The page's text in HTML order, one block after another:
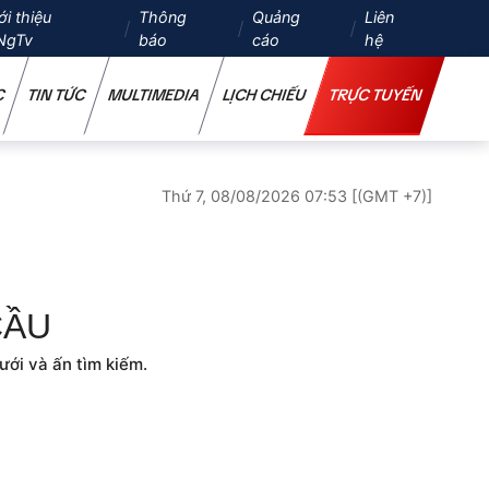
thiệu
Thông
báo
Quảng
cáo
Liên
hệ
TIN TỨC MULTIMEDIA LỊCH CHIẾU TRỰC TUYẾN
Thứ 7, 08/08/2026 07:53 [(GMT +7)]
và ấn tìm kiếm.